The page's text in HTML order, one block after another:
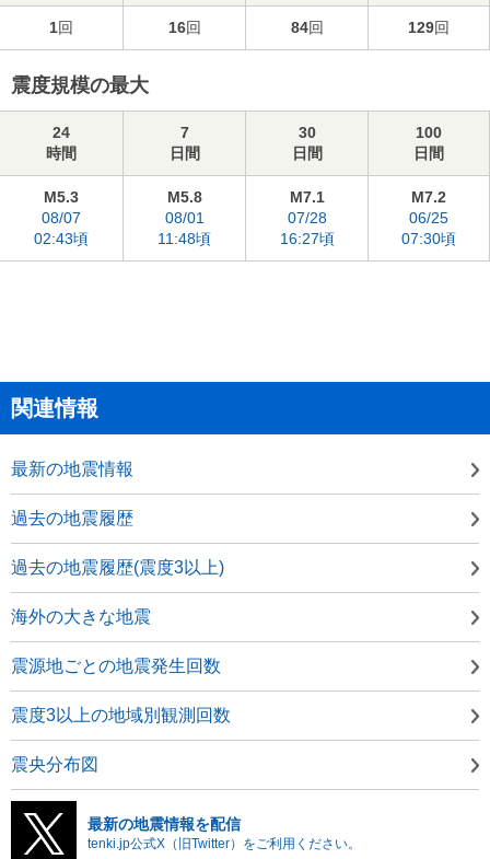
1回 16回 84回 129回
震度規模の最大
24
時間
7
日間
30
日間
100
日間
M5.3
08/07
02:43頃
M5.8
08/01
11:48頃
M7.1
07/28
16:27頃
M7.2
06/25
07:30頃
関連情報
最新の地震情報
過去の地震履歴
過去の地震履歴(震度3以上)
海外の大きな地震
震源地ごとの地震発生回数
震度3以上の地域別観測回数
震央分布図
最新の地震情報を配信
tenki.jp公式X（旧Twitter）をご利用ください。